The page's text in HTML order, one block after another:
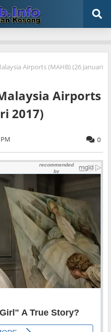
Airports (MAHB) (26 Januari
Airports
2017)
0